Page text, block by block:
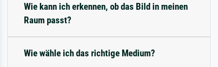
Wie kann ich erkennen, ob das Bild in meinen
Raum passt?
Wie wähle ich das richtige Medium?